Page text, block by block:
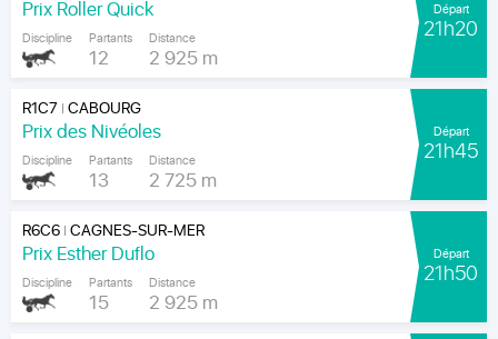
Prix Roller Quick
Discipline Partants
12
Distance
2 925 m
Départ
21h20
R1C7 |CABOURG
Prix des Nivéoles
Discipline Partants
13
Distance
2 725 m
Départ
21h45
R6C6|CAGNES-SUR-MER
Prix Esther Duflo
Discipline Partants
15
Distance
2 925 m
Départ
21h50